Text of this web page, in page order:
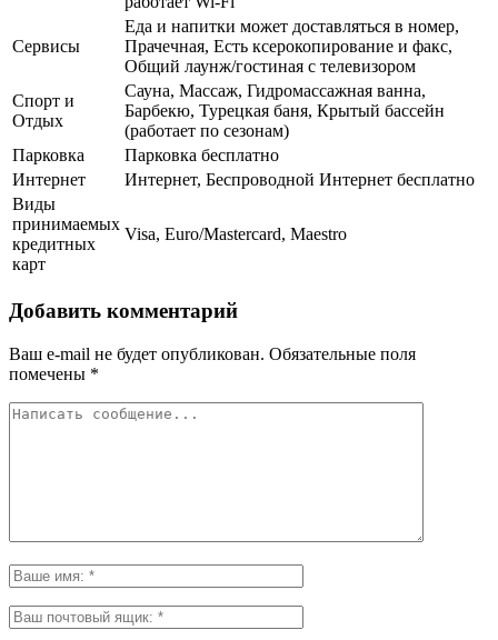
Сервисы
Еда и напитки может доставляться в номер,
Прачечная, Есть ксерокопирование и факс,
Общий лаунж/гостиная с телевизором
Спорт и
Отдых
Сауна, Массаж, Гидромассажная ванна,
Барбекю, Турецкая баня, Крытый бассейн
(работает по сезонам)
Парковка
Парковка бесплатно
Интернет
Интернет, Беспроводной Интернет бесплатно
Виды
принимаемых
кредитных
карт
Visa, Euro/Mastercard, Maestro
Добавить комментарий
Ваш e-mail не будет опубликован. Обязательные поля
помечены *